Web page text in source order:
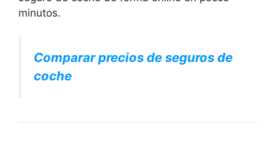
minutos.
Comparar precios de seguros de
coche